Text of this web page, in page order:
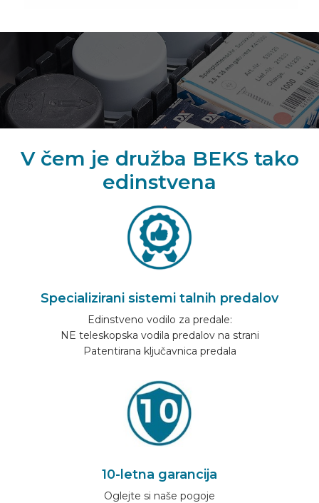
V čem je družba BEKS tako
edinstvena
Specializirani sistemi talnih predalov
Edinstveno vodilo za predale:
NE teleskopska vodila predalov na strani
Patentirana ključavnica predala
10-letna garancija
Oglejte si naše pogoje